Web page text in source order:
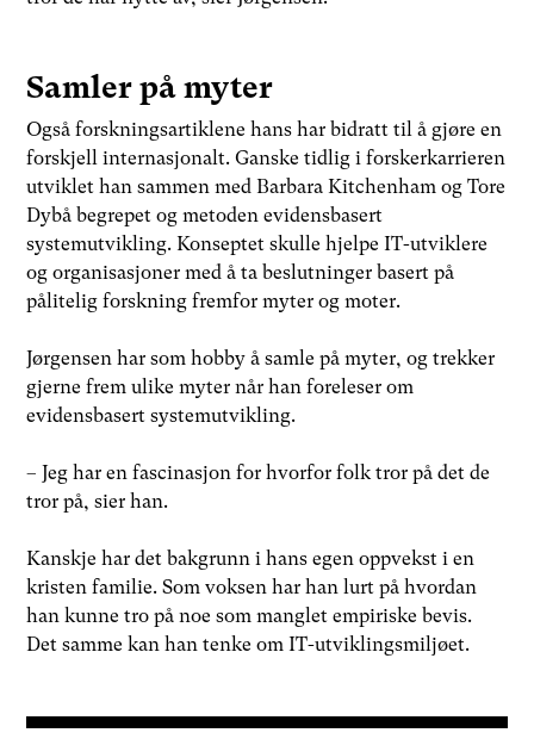
Samler på myter
Også forskningsartiklene hans har bidratt til å gjøre en
forskjell internasjonalt. Ganske tidlig i forskerkarrieren
utviklet han sammen med Barbara Kitchenham og Tore
Dybå begrepet og metoden evidensbasert
systemutvikling. Konseptet skulle hjelpe IT-utviklere
og organisasjoner med å ta beslutninger basert på
pålitelig forskning fremfor myter og moter.
Jørgensen har som hobby å samle på myter, og trekker
gjerne frem ulike myter når han foreleser om
evidensbasert systemutvikling.
– Jeg har en fascinasjon for hvorfor folk tror på det de
tror på, sier han.
Kanskje har det bakgrunn i hans egen oppvekst i en
kristen familie. Som voksen har han lurt på hvordan
han kunne tro på noe som manglet empiriske bevis.
Det samme kan han tenke om IT-utviklingsmiljøet.